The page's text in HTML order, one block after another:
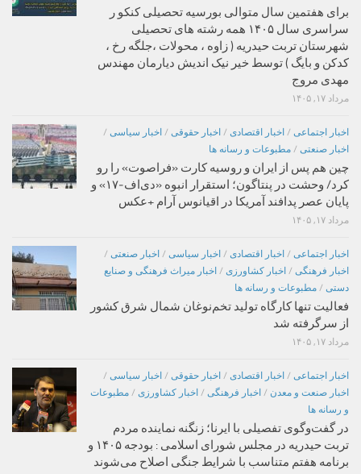
برای هفتمین سال متوالی بورسیه تحصیلی کنکو ر
سراسری سال ۱۴۰۵ همه رشته های تحصیلی
شهرستان تربت حیدریه ( زاوه ، محولات ،جلگه رخ ،
کدکن و بایگ ) توسط خیر نیک اندیش دیارمان مهندس
مهدی مروج
مرداد ۱۷, ۱۴۰۵
اخبار اجتماعی / اخبار اقتصادی / اخبار حقوقی / اخبار سیاسی /
اخبار صنعتی / مطبوعات و رسانه ها
چین هم پس از ایران و روسیه کارت «فراصوت» را رو
کرد/ وحشت در پنتاگون؛ استقرار انبوه «دی‌اف‑۱۷» و
پایان عصر پدافند آمریکا در اقیانوس آرام +عکس
مرداد ۱۷, ۱۴۰۵
اخبار اجتماعی / اخبار اقتصادی / اخبار سیاسی / اخبار صنعتی /
اخبار فرهنگی / اخبار کشاورزی / اخبار میراث فرهنگی و صنایع
دستی / مطبوعات و رسانه ها
فعالیت تنها کارگاه تولید تخم‌نوغان شمال شرق کشور
از سرگرفته شد
مرداد ۱۷, ۱۴۰۵
اخبار اجتماعی / اخبار اقتصادی / اخبار حقوقی / اخبار سیاسی /
اخبار صنعت و معدن / اخبار فرهنگی / اخبار کشاورزی / مطبوعات
و رسانه ها
در گفت‌وگوی تفصیلی با ایرنا؛ زنگنه نماینده مردم
تربت حیدریه در مجلس شورای اسلامی : بودجه ۱۴۰۵ و
برنامه هفتم متناسب با شرایط جنگی اصلاح می‌شوند